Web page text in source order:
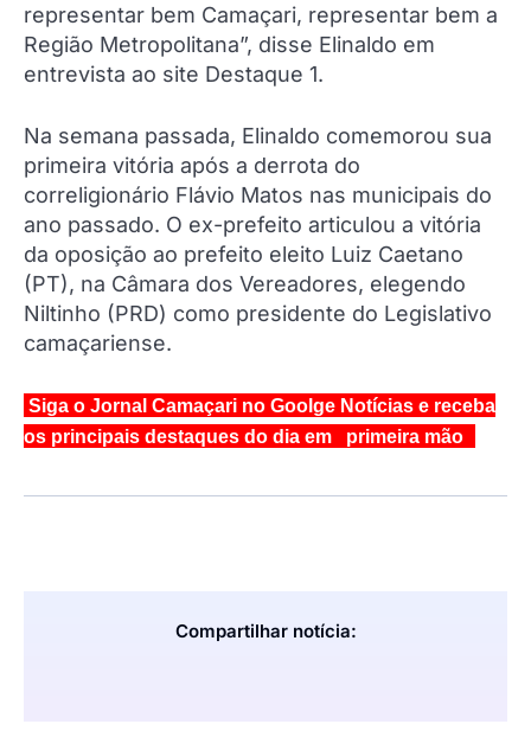
representar bem Camaçari, representar bem a
Região Metropolitana”, disse Elinaldo em
entrevista ao site Destaque 1.
Na semana passada, Elinaldo comemorou sua
primeira vitória após a derrota do
correligionário Flávio Matos nas municipais do
ano passado. O ex-prefeito articulou a vitória
da oposição ao prefeito eleito Luiz Caetano
(PT), na Câmara dos Vereadores, elegendo
Niltinho (PRD) como presidente do Legislativo
camaçariense.
Siga o Jornal Camaçari no Goolge Notícias e receba
os principais destaques do dia em primeira mão
Compartilhar notícia: